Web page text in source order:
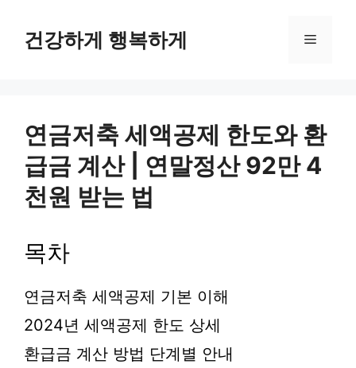
건강하게 행복하게 메
연금저축 세액공제 한도와 환
급금 계산 | 연말정산 92만 4
천원 받는 법
목차
연금저축 세액공제 기본 이해
2024년 세액공제 한도 상세
환급금 계산 방법 단계별 안내